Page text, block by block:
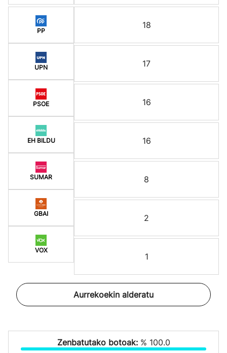
PP
UPN
PSOE
EH BILDU
SUMAR
GBAI
VOX
18
17
16
16
8
2
1
Aurrekoekin alderatu
Zenbatutako botoak: % 100.0